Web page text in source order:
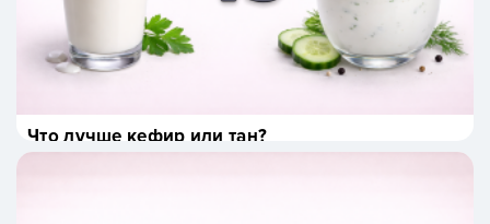
Что лучше кефир или тан?